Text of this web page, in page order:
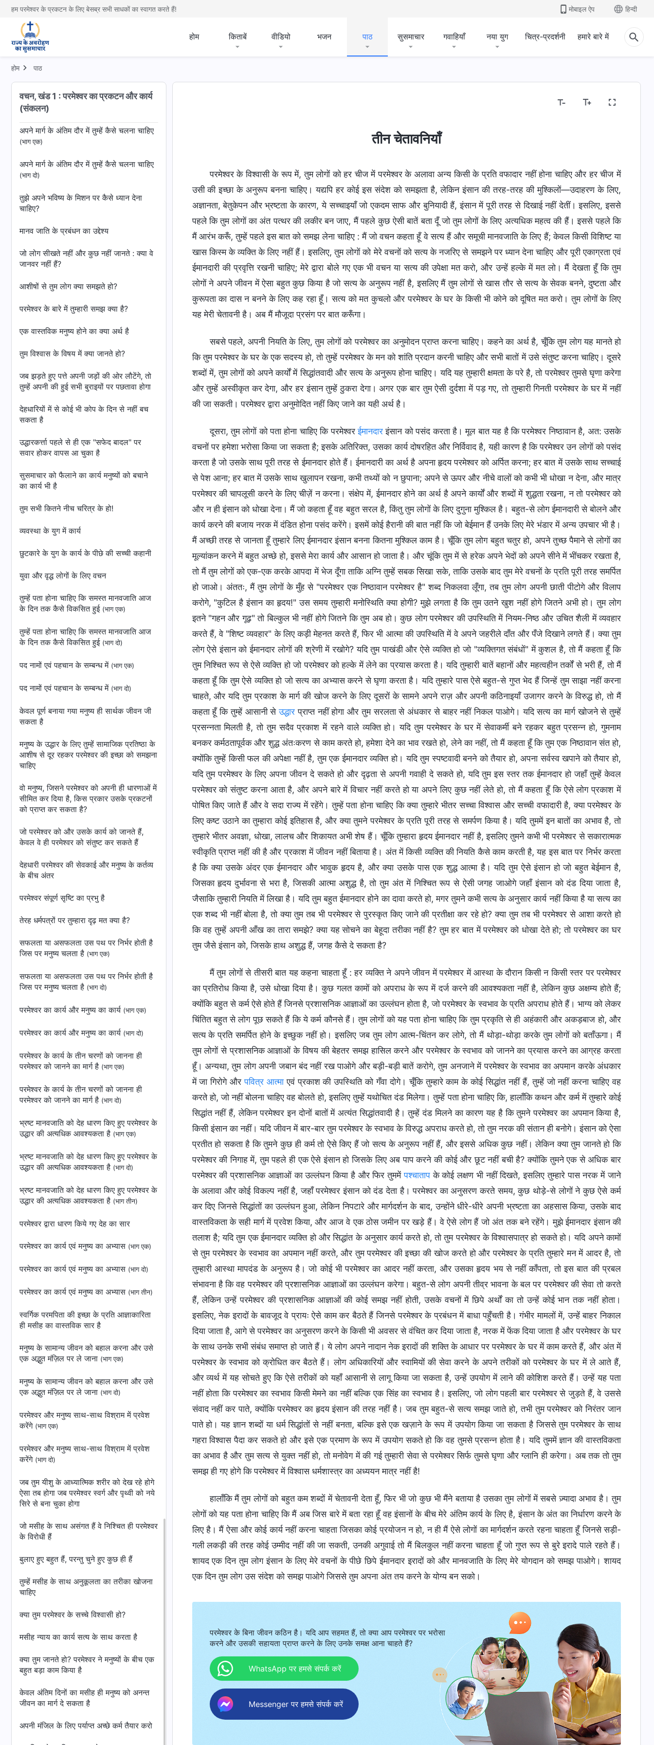
हम परमेश्वर के प्रकटन के लिए बेसब्र सभी साधकों का स्वागत करते हैं! मोबाइल ऐप हिन्दी
होम किताबें वीडियो भजन पाठ सुसमाचार गवाहियाँ नया युग चित्र-प्रदर्शनी हमारे बारे में
होम पाठ
वचन, खंड 1 : परमेश्वर का प्रकटन और कार्य
(संकलन)
ज्ञान(भाग एक)
पतरस के अनुभव: ताड़ना और न्याय का उसका
ज्ञान(भाग दो)
पतरस के अनुभव: ताड़ना और न्याय का उसका
तुम लोगों को कार्य को समझना चाहिए—भ्रम में
अनुसरण मत करो!
अपने मार्ग के अंतिम दौर में तुम्हें कैसे चलना चाहिए
(भाग एक)
अपने मार्ग के अंतिम दौर में तुम्हें कैसे चलना चाहिए
(भाग दो)
तुझे अपने भविष्य के मिशन पर कैसे ध्यान देना
चाहिए?
मानव जाति के प्रबंधन का उद्देश्य
जो लोग सीखते नहीं और कुछ नहीं जानते : क्या वे
जानवर नहीं हैं?
आशीषों से तुम लोग क्या समझते हो?
परमेश्वर के बारे में तुम्हारी समझ क्या है?
एक वास्तविक मनुष्य होने का क्या अर्थ है
तुम विश्वास के विषय में क्या जानते हो?
जब झड़ते हुए पत्ते अपनी जड़ों की ओर लौटेंगे, तो
तुम्हें अपनी की हुई सभी बुराइयों पर पछतावा होगा
देहधारियों में से कोई भी कोप के दिन से नहीं बच
सकता है
उद्धारकर्त्ता पहले से ही एक "सफेद बादल" पर
सवार होकर वापस आ चुका है
सुसमाचार को फैलाने का कार्य मनुष्यों को बचाने
का कार्य भी है
तुम सभी कितने नीच चरित्र के हो!
व्यवस्था के युग में कार्य
छुटकारे के युग के कार्य के पीछे की सच्ची कहानी
युवा और वृद्ध लोगों के लिए वचन
तुम्हें पता होना चाहिए कि समस्त मानवजाति आज
के दिन तक कैसे विकसित हुई (भाग एक)
तुम्हें पता होना चाहिए कि समस्त मानवजाति आज
के दिन तक कैसे विकसित हुई (भाग दो)
पद नामों एवं पहचान के सम्बन्ध में (भाग एक)
पद नामों एवं पहचान के सम्बन्ध में (भाग दो)
केवल पूर्ण बनाया गया मनुष्य ही सार्थक जीवन जी
सकता है
मनुष्य के उद्धार के लिए तुम्हें सामाजिक प्रतिष्ठा के
आशीष से दूर रहकर परमेश्वर की इच्छा को समझना
चाहिए
वो मनुष्य, जिसने परमेश्वर को अपनी ही धारणाओं में
सीमित कर दिया है, किस प्रकार उसके प्रकटनों
को प्राप्त कर सकता है?
जो परमेश्वर को और उसके कार्य को जानते हैं,
केवल वे ही परमेश्वर को संतुष्ट कर सकते हैं
देहधारी परमेश्वर की सेवकाई और मनुष्य के कर्तव्य
के बीच अंतर
परमेश्वर संपूर्ण सृष्टि का प्रभु है
तेरह धर्मपत्रों पर तुम्हारा दृढ़ मत क्या है?
सफलता या असफलता उस पथ पर निर्भर होती है
जिस पर मनुष्य चलता है (भाग एक)
सफलता या असफलता उस पथ पर निर्भर होती है
जिस पर मनुष्य चलता है (भाग दो)
परमेश्वर का कार्य और मनुष्य का कार्य (भाग एक)
परमेश्वर का कार्य और मनुष्य का कार्य (भाग दो)
परमेश्वर के कार्य के तीन चरणों को जानना ही
परमेश्वर को जानने का मार्ग है (भाग एक)
परमेश्वर के कार्य के तीन चरणों को जानना ही
परमेश्वर को जानने का मार्ग है (भाग दो)
भ्रष्ट मानवजाति को देह धारण किए हुए परमेश्वर के
उद्धार की अत्यधिक आवश्यकता है (भाग एक)
भ्रष्ट मानवजाति को देह धारण किए हुए परमेश्वर के
उद्धार की अत्यधिक आवश्यकता है (भाग दो)
भ्रष्ट मानवजाति को देह धारण किए हुए परमेश्वर के
उद्धार की अत्यधिक आवश्यकता है (भाग तीन)
परमेश्वर द्वारा धारण किये गए देह का सार
परमेश्वर का कार्य एवं मनुष्य का अभ्यास (भाग एक)
परमेश्वर का कार्य एवं मनुष्य का अभ्यास (भाग दो)
परमेश्वर का कार्य एवं मनुष्य का अभ्यास (भाग तीन)
स्वर्गिक परमपिता की इच्छा के प्रति आज्ञाकारिता
ही मसीह का वास्तविक सार है
मनुष्य के सामान्य जीवन को बहाल करना और उसे
एक अद्भुत मंज़िल पर ले जाना (भाग एक)
मनुष्य के सामान्य जीवन को बहाल करना और उसे
एक अद्भुत मंज़िल पर ले जाना (भाग दो)
परमेश्वर और मनुष्य साथ-साथ विश्राम में प्रवेश
करेंगे (भाग एक)
परमेश्वर और मनुष्य साथ-साथ विश्राम में प्रवेश
करेंगे (भाग दो)
जब तुम यीशु के आध्यात्मिक शरीर को देख रहे होगे
ऐसा तब होगा जब परमेश्वर स्वर्ग और पृथ्वी को नये
सिरे से बना चुका होगा
जो मसीह के साथ असंगत हैं वे निश्चित ही परमेश्वर
के विरोधी हैं
बुलाए हुए बहुत हैं, परन्तु चुने हुए कुछ ही हैं
तुम्हें मसीह के साथ अनुकूलता का तरीका खोजना
चाहिए
क्या तुम परमेश्वर के सच्चे विश्वासी हो?
मसीह न्याय का कार्य सत्य के साथ करता है
क्या तुम जानते हो? परमेश्वर ने मनुष्यों के बीच एक
बहुत बड़ा काम किया है
केवल अंतिम दिनों का मसीह ही मनुष्य को अनन्त
जीवन का मार्ग दे सकता है
अपनी मंजिल के लिए पर्याप्त अच्छे कर्म तैयार करो
तीन चेतावनियाँ
परमेश्वर के विश्वासी के रूप में, तुम लोगों को हर चीज में परमेश्वर के अलावा अन्य किसी के प्रति वफादार नहीं होना चाहिए और हर चीज में
उसी की इच्छा के अनुरूप बनना चाहिए। यद्यपि हर कोई इस संदेश को समझता है, लेकिन इंसान की तरह-तरह की मुश्किलों—उदाहरण के लिए,
अज्ञानता, बेतुकेपन और भ्रष्टता के कारण, ये सच्चाइयाँ जो एकदम साफ और बुनियादी हैं, इंसान में पूरी तरह से दिखाई नहीं देतीं। इसलिए, इससे
पहले कि तुम लोगों का अंत पत्थर की लकीर बन जाए, मैं पहले कुछ ऐसी बातें बता दूँ जो तुम लोगों के लिए अत्यधिक महत्व की हैं। इससे पहले कि
मैं आरंभ करूँ, तुम्हें पहले इस बात को समझ लेना चाहिए : मैं जो वचन कहता हूँ वे सत्य हैं और समूची मानवजाति के लिए हैं; केवल किसी विशिष्ट या
खास किस्म के व्यक्ति के लिए नहीं हैं। इसलिए, तुम लोगों को मेरे वचनों को सत्य के नजरिए से समझने पर ध्यान देना चाहिए और पूरी एकाग्रता एवं
ईमानदारी की प्रवृत्ति रखनी चाहिए; मेरे द्वारा बोले गए एक भी वचन या सत्य की उपेक्षा मत करो, और उन्हें हल्के में मत लो। मैं देखता हूँ कि तुम
लोगों ने अपने जीवन में ऐसा बहुत कुछ किया है जो सत्य के अनुरूप नहीं है, इसलिए मैं तुम लोगों से खास तौर से सत्य के सेवक बनने, दुष्टता और
कुरूपता का दास न बनने के लिए कह रहा हूँ। सत्य को मत कुचलो और परमेश्वर के घर के किसी भी कोने को दूषित मत करो। तुम लोगों के लिए
यह मेरी चेतावनी है। अब मैं मौजूदा प्रसंग पर बात करूँगा।
सबसे पहले, अपनी नियति के लिए, तुम लोगों को परमेश्वर का अनुमोदन प्राप्त करना चाहिए। कहने का अर्थ है, चूँकि तुम लोग यह मानते हो
कि तुम परमेश्वर के घर के एक सदस्य हो, तो तुम्हें परमेश्वर के मन को शांति प्रदान करनी चाहिए और सभी बातों में उसे संतुष्ट करना चाहिए। दूसरे
शब्दों में, तुम लोगों को अपने कार्यों में सिद्धांतवादी और सत्य के अनुरूप होना चाहिए। यदि यह तुम्हारी क्षमता के परे है, तो परमेश्वर तुमसे घृणा करेगा
और तुम्हें अस्वीकृत कर देगा, और हर इंसान तुम्हें ठुकरा देगा। अगर एक बार तुम ऐसी दुर्दशा में पड़ गए, तो तुम्हारी गिनती परमेश्वर के घर में नहीं
की जा सकती। परमेश्वर द्वारा अनुमोदित नहीं किए जाने का यही अर्थ है।
दूसरा, तुम लोगों को पता होना चाहिए कि परमेश्वरईमानदारइंसान को पसंद करता है। मूल बात यह है कि परमेश्वर निष्ठावान है, अत: उसके
वचनों पर हमेशा भरोसा किया जा सकता है; इसके अतिरिक्त, उसका कार्य दोषरहित और निर्विवाद है, यही कारण है कि परमेश्वर उन लोगों को पसंद
करता है जो उसके साथ पूरी तरह से ईमानदार होते हैं। ईमानदारी का अर्थ है अपना हृदय परमेश्वर को अर्पित करना; हर बात में उसके साथ सच्चाई
से पेश आना; हर बात में उसके साथ खुलापन रखना, कभी तथ्यों को न छुपाना; अपने से ऊपर और नीचे वालों को कभी भी धोखा न देना, और मात्र
परमेश्वर की चापलूसी करने के लिए चीज़ें न करना। संक्षेप में, ईमानदार होने का अर्थ है अपने कार्यों और शब्दों में शुद्धता रखना, न तो परमेश्वर को
और न ही इंसान को धोखा देना। मैं जो कहता हूँ वह बहुत सरल है, किंतु तुम लोगों के लिए दुगुना मुश्किल है। बहुत-से लोग ईमानदारी से बोलने और
कार्य करने की बजाय नरक में दंडित होना पसंद करेंगे। इसमें कोई हैरानी की बात नहीं कि जो बेईमान हैं उनके लिए मेरे भंडार में अन्य उपचार भी है।
मैं अच्छी तरह से जानता हूँ तुम्हारे लिए ईमानदार इंसान बनना कितना मुश्किल काम है। चूँकि तुम लोग बहुत चतुर हो, अपने तुच्छ पैमाने से लोगों का
मूल्यांकन करने में बहुत अच्छे हो, इससे मेरा कार्य और आसान हो जाता है। और चूंकि तुम में से हरेक अपने भेदों को अपने सीने में भींचकर रखता है,
तो मैं तुम लोगों को एक-एक करके आपदा में भेज दूँगा ताकि अग्नि तुम्हें सबक सिखा सके, ताकि उसके बाद तुम मेरे वचनों के प्रति पूरी तरह समर्पित
हो जाओ। अंततः, मैं तुम लोगों के मुँह से "परमेश्वर एक निष्ठावान परमेश्वर है" शब्द निकलवा लूँगा, तब तुम लोग अपनी छाती पीटोगे और विलाप
करोगे, "कुटिल है इंसान का हृदय!" उस समय तुम्हारी मनोस्थिति क्या होगी? मुझे लगता है कि तुम उतने खुश नहीं होगे जितने अभी हो। तुम लोग
इतने "गहन और गूढ़" तो बिल्कुल भी नहीं होगे जितने कि तुम अब हो। कुछ लोग परमेश्वर की उपस्थिति में नियम-निष्ठ और उचित शैली में व्यवहार
करते हैं, वे "शिष्ट व्यवहार" के लिए कड़ी मेहनत करते हैं, फिर भी आत्मा की उपस्थिति में वे अपने जहरीले दाँत और पँजे दिखाने लगते हैं। क्या तुम
लोग ऐसे इंसान को ईमानदार लोगों की श्रेणी में रखोगे? यदि तुम पाखंडी और ऐसे व्यक्ति हो जो "व्यक्तिगत संबंधों" में कुशल है, तो मैं कहता हूँ कि
तुम निश्चित रूप से ऐसे व्यक्ति हो जो परमेश्वर को हल्के में लेने का प्रयास करता है। यदि तुम्हारी बातें बहानों और महत्वहीन तर्कों से भरी हैं, तो मैं
कहता हूँ कि तुम ऐसे व्यक्ति हो जो सत्य का अभ्यास करने से घृणा करता है। यदि तुम्हारे पास ऐसे बहुत-से गुप्त भेद हैं जिन्हें तुम साझा नहीं करना
चाहते, और यदि तुम प्रकाश के मार्ग की खोज करने के लिए दूसरों के सामने अपने राज़ और अपनी कठिनाइयाँ उजागर करने के विरुद्ध हो, तो मैं
कहता हूँ कि तुम्हें आसानी सेउद्धार प्राप्त नहीं होगा और तुम सरलता से अंधकार से बाहर नहीं निकल पाओगे। यदि सत्य का मार्ग खोजने से तुम्हें
प्रसन्नता मिलती है, तो तुम सदैव प्रकाश में रहने वाले व्यक्ति हो। यदि तुम परमेश्वर के घर में सेवाकर्मी बने रहकर बहुत प्रसन्न हो, गुमनाम
बनकर कर्मठतापूर्वक और शुद्ध अंतःकरण से काम करते हो, हमेशा देने का भाव रखते हो, लेने का नहीं, तो मैं कहता हूँ कि तुम एक निष्ठावान संत हो,
क्योंकि तुम्हें किसी फल की अपेक्षा नहीं है, तुम एक ईमानदार व्यक्ति हो। यदि तुम स्पष्टवादी बनने को तैयार हो, अपना सर्वस्व खपाने को तैयार हो,
यदि तुम परमेश्वर के लिए अपना जीवन दे सकते हो और दृढ़ता से अपनी गवाही दे सकते हो, यदि तुम इस स्तर तक ईमानदार हो जहाँ तुम्हें केवल
परमेश्वर को संतुष्ट करना आता है, और अपने बारे में विचार नहीं करते हो या अपने लिए कुछ नहीं लेते हो, तो मैं कहता हूँ कि ऐसे लोग प्रकाश में
पोषित किए जाते हैं और वे सदा राज्य में रहेंगे। तुम्हें पता होना चाहिए कि क्या तुम्हारे भीतर सच्चा विश्वास और सच्ची वफादारी है, क्या परमेश्वर के
लिए कष्ट उठाने का तुम्हारा कोई इतिहास है, और क्या तुमने परमेश्वर के प्रति पूरी तरह से समर्पण किया है। यदि तुममें इन बातों का अभाव है, तो
तुम्हारे भीतर अवज्ञा, धोखा, लालच और शिकायत अभी शेष हैं। चूँकि तुम्हारा हृदय ईमानदार नहीं है, इसलिए तुमने कभी भी परमेश्वर से सकारात्मक
स्वीकृति प्राप्त नहीं की है और प्रकाश में जीवन नहीं बिताया है। अंत में किसी व्यक्ति की नियति कैसे काम करती है, यह इस बात पर निर्भर करता
है कि क्या उसके अंदर एक ईमानदार और भावुक हृदय है, और क्या उसके पास एक शुद्ध आत्मा है। यदि तुम ऐसे इंसान हो जो बहुत बेईमान है,
जिसका हृदय दुर्भावना से भरा है, जिसकी आत्मा अशुद्ध है, तो तुम अंत में निश्चित रूप से ऐसी जगह जाओगे जहाँ इंसान को दंड दिया जाता है,
जैसाकि तुम्हारी नियति में लिखा है। यदि तुम बहुत ईमानदार होने का दावा करते हो, मगर तुमने कभी सत्य के अनुसार कार्य नहीं किया है या सत्य का
एक शब्द भी नहीं बोला है, तो क्या तुम तब भी परमेश्वर से पुरस्कृत किए जाने की प्रतीक्षा कर रहे हो? क्या तुम तब भी परमेश्वर से आशा करते हो
कि वह तुम्हें अपनी आँख का तारा समझे? क्या यह सोचने का बेहूदा तरीका नहीं है? तुम हर बात में परमेश्वर को धोखा देते हो; तो परमेश्वर का घर
तुम जैसे इंसान को, जिसके हाथ अशुद्ध हैं, जगह कैसे दे सकता है?
मैं तुम लोगों से तीसरी बात यह कहना चाहता हूँ : हर व्यक्ति ने अपने जीवन में परमेश्वर में आस्था के दौरान किसी न किसी स्तर पर परमेश्वर
का प्रतिरोध किया है, उसे धोखा दिया है। कुछ गलत कामों को अपराध के रूप में दर्ज करने की आवश्यकता नहीं है, लेकिन कुछ अक्षम्य होते हैं;
क्योंकि बहुत से कर्म ऐसे होते हैं जिनसे प्रशासनिक आज्ञाओं का उल्लंघन होता है, जो परमेश्वर के स्वभाव के प्रति अपराध होते हैं। भाग्य को लेकर
चिंतित बहुत से लोग पूछ सकते हैं कि ये कर्म कौनसे हैं। तुम लोगों को यह पता होना चाहिए कि तुम प्रकृति से ही अहंकारी और अकड़बाज हो, और
सत्य के प्रति समर्पित होने के इच्छुक नहीं हो। इसलिए जब तुम लोग आत्म-चिंतन कर लोगे, तो मैं थोड़ा-थोड़ा करके तुम लोगों को बताँऊगा। मैं
तुम लोगों से प्रशासनिक आज्ञाओं के विषय की बेहतर समझ हासिल करने और परमेश्वर के स्वभाव को जानने का प्रयास करने का आग्रह करता
हूँ। अन्यथा, तुम लोग अपनी जबान बंद नहीं रख पाओगे और बड़ी-बड़ी बातें करोगे, तुम अनजाने में परमेश्वर के स्वभाव का अपमान करके अंधकार
में जा गिरोगे औरपवित्र आत्माएवं प्रकाश की उपस्थिति को गँवा दोगे। चूँकि तुम्हारे काम के कोई सिद्धांत नहीं हैं, तुम्हें जो नहीं करना चाहिए वह
करते हो, जो नहीं बोलना चाहिए वह बोलते हो, इसलिए तुम्हें यथोचित दंड मिलेगा। तुम्हें पता होना चाहिए कि, हालाँकि कथन और कर्म में तुम्हारे कोई
सिद्धांत नहीं हैं, लेकिन परमेश्वर इन दोनों बातों में अत्यंत सिद्धांतवादी है। तुम्हें दंड मिलने का कारण यह है कि तुमने परमेश्वर का अपमान किया है,
किसी इंसान का नहीं। यदि जीवन में बार-बार तुम परमेश्वर के स्वभाव के विरुद्ध अपराध करते हो, तो तुम नरक की संतान ही बनोगे। इंसान को ऐसा
प्रतीत हो सकता है कि तुमने कुछ ही कर्म तो ऐसे किए हैं जो सत्य के अनुरूप नहीं हैं, और इससे अधिक कुछ नहीं। लेकिन क्या तुम जानते हो कि
परमेश्वर की निगाह में, तुम पहले ही एक ऐसे इंसान हो जिसके लिए अब पाप करने की कोई और छूट नहीं बची है? क्योंकि तुमने एक से अधिक बार
परमेश्वर की प्रशासनिक आज्ञाओं का उल्लंघन किया है और फिर तुममेंपश्चातापके कोई लक्षण भी नहीं दिखते, इसलिए तुम्हारे पास नरक में जाने
के अलावा और कोई विकल्प नहीं है, जहाँ परमेश्वर इंसान को दंड देता है। परमेश्वर का अनुसरण करते समय, कुछ थोड़े-से लोगों ने कुछ ऐसे कर्म
कर दिए जिनसे सिद्धांतों का उल्लंघन हुआ, लेकिन निपटारे और मार्गदर्शन के बाद, उन्होंने धीरे-धीरे अपनी भ्रष्टता का अहसास किया, उसके बाद
वास्तविकता के सही मार्ग में प्रवेश किया, और आज वे एक ठोस जमीन पर खड़े हैं। वे ऐसे लोग हैं जो अंत तक बने रहेंगे। मुझे ईमानदार इंसान की
तलाश है; यदि तुम एक ईमानदार व्यक्ति हो और सिद्धांत के अनुसार कार्य करते हो, तो तुम परमेश्वर के विश्वासपात्र हो सकते हो। यदि अपने कामों
से तुम परमेश्वर के स्वभाव का अपमान नहीं करते, और तुम परमेश्वर की इच्छा की खोज करते हो और परमेश्वर के प्रति तुम्हारे मन में आदर है, तो
तुम्हारी आस्था मापदंड के अनुरूप है। जो कोई भी परमेश्वर का आदर नहीं करता, और उसका हृदय भय से नहीं काँपता, तो इस बात की प्रबल
संभावना है कि वह परमेश्वर की प्रशासनिक आज्ञाओं का उल्लंघन करेगा। बहुत-से लोग अपनी तीव्र भावना के बल पर परमेश्वर की सेवा तो करते
हैं, लेकिन उन्हें परमेश्वर की प्रशासनिक आज्ञाओं की कोई समझ नहीं होती, उसके वचनों में छिपे अर्थों का तो उन्हें कोई भान तक नहीं होता।
इसलिए, नेक इरादों के बावजूद वे प्रायः ऐसे काम कर बैठते हैं जिनसे परमेश्वर के प्रबंधन में बाधा पहुँचती है। गंभीर मामलों में, उन्हें बाहर निकाल
दिया जाता है, आगे से परमेश्वर का अनुसरण करने के किसी भी अवसर से वंचित कर दिया जाता है, नरक में फेंक दिया जाता है और परमेश्वर के घर
के साथ उनके सभी संबंध समाप्त हो जाते हैं। ये लोग अपने नादान नेक इरादों की शक्ति के आधार पर परमेश्वर के घर में काम करते हैं, और अंत में
परमेश्वर के स्वभाव को क्रोधित कर बैठते हैं। लोग अधिकारियों और स्वामियों की सेवा करने के अपने तरीकों को परमेश्वर के घर में ले आते हैं,
और व्यर्थ में यह सोचते हुए कि ऐसे तरीकों को यहाँ आसानी से लागू किया जा सकता है, उन्हें उपयोग में लाने की कोशिश करते हैं। उन्हें यह पता
नहीं होता कि परमेश्वर का स्वभाव किसी मेमने का नहीं बल्कि एक सिंह का स्वभाव है। इसलिए, जो लोग पहली बार परमेश्वर से जुड़ते हैं, वे उससे
संवाद नहीं कर पाते, क्योंकि परमेश्वर का हृदय इंसान की तरह नहीं है। जब तुम बहुत-से सत्य समझ जाते हो, तभी तुम परमेश्वर को निरंतर जान
पाते हो। यह ज्ञान शब्दों या धर्म सिद्धांतों से नहीं बनता, बल्कि इसे एक खज़ाने के रूप में उपयोग किया जा सकता है जिससे तुम परमेश्वर के साथ
गहरा विश्वास पैदा कर सकते हो और इसे एक प्रमाण के रूप में उपयोग सकते हो कि वह तुमसे प्रसन्न होता है। यदि तुममें ज्ञान की वास्तविकता
का अभाव है और तुम सत्य से युक्त नहीं हो, तो मनोवेग में की गई तुम्हारी सेवा से परमेश्वर सिर्फ तुमसे घृणा और ग्लानि ही करेगा। अब तक तो तुम
समझ ही गए होगे कि परमेश्वर में विश्वास धर्मशास्त्र का अध्ययन मात्र नहीं है!
हालाँकि मैं तुम लोगों को बहुत कम शब्दों में चेतावनी देता हूँ, फिर भी जो कुछ भी मैंने बताया है उसका तुम लोगों में सबसे ज़्यादा अभाव है। तुम
लोगों को यह पता होना चाहिए कि मैं अब जिस बारे में बता रहा हूँ वह इंसानों के बीच मेरे अंतिम कार्य के लिए है, इंसान के अंत का निर्धारण करने के
लिए है। मैं ऐसा और कोई कार्य नहीं करना चाहता जिसका कोई प्रयोजन न हो, न ही मैं ऐसे लोगों का मार्गदर्शन करते रहना चाहता हूँ जिनसे सड़ी-
गली लकड़ी की तरह कोई उम्मीद नहीं की जा सकती, उनकी अगुवाई तो मैं बिलकुल नहीं करना चाहता हूँ जो गुप्त रूप से बुरे इरादे पाले रहते हैं।
शायद एक दिन तुम लोग इंसान के लिए मेरे वचनों के पीछे छिपे ईमानदार इरादों को और मानवजाति के लिए मेरे योगदान को समझ पाओगे। शायद
एक दिन तुम लोग उस संदेश को समझ पाओगे जिससे तुम अपना अंत तय करने के योग्य बन सको।
परमेश्वर के बिना जीवन कठिन है। यदि आप सहमत हैं, तो क्या आप परमेश्वर पर भरोसा
करने और उसकी सहायता प्राप्त करने के लिए उनके समक्ष आना चाहते हैं?
WhatsApp पर हमसे संपर्क करें
Messenger पर हमसे संपर्क करें